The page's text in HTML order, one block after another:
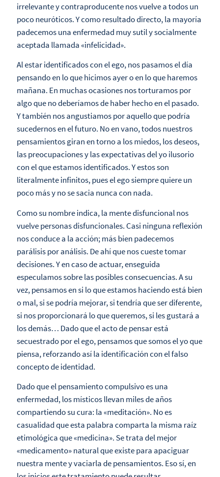
irrelevante y contraproducente nos vuelve a todos un
poco neuróticos. Y como resultado directo, la mayoría
padecemos una enfermedad muy sutil y socialmente
aceptada llamada «infelicidad».
Al estar identificados con el ego, nos pasamos el día
pensando en lo que hicimos ayer o en lo que haremos
mañana. En muchas ocasiones nos torturamos por
algo que no deberíamos de haber hecho en el pasado.
Y también nos angustiamos por aquello que podría
sucedernos en el futuro. No en vano, todos nuestros
pensamientos giran en torno a los miedos, los deseos,
las preocupaciones y las expectativas del yo ilusorio
con el que estamos identificados. Y estos son
literalmente infinitos, pues el ego siempre quiere un
poco más y no se sacia nunca con nada.
Como su nombre indica, la mente disfuncional nos
vuelve personas disfuncionales. Casi ninguna reflexión
nos conduce a la acción; más bien padecemos
parálisis por análisis. De ahí que nos cueste tomar
decisiones. Y en caso de actuar, enseguida
especulamos sobre las posibles consecuencias. A su
vez, pensamos en si lo que estamos haciendo está bien
o mal, si se podría mejorar, si tendría que ser diferente,
si nos proporcionará lo que queremos, si les gustará a
los demás… Dado que el acto de pensar está
secuestrado por el ego, pensamos que somos el yo que
piensa, reforzando así la identificación con el falso
concepto de identidad.
Dado que el pensamiento compulsivo es una
enfermedad, los místicos llevan miles de años
compartiendo su cura: la «meditación». No es
casualidad que esta palabra comparta la misma raíz
etimológica que «medicina». Se trata del mejor
«medicamento» natural que existe para apaciguar
nuestra mente y vaciarla de pensamientos. Eso sí, en